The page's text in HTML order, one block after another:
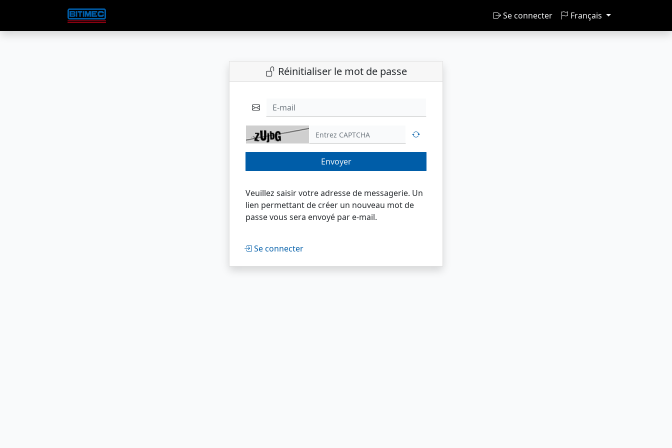
Se connecter Français
Réinitialiser le mot de passe
E-mail
Envoyer
Veuillez saisir votre adresse de messagerie. Un
lien permettant de créer un nouveau mot de
passe vous sera envoyé par e-mail.
Se connecter